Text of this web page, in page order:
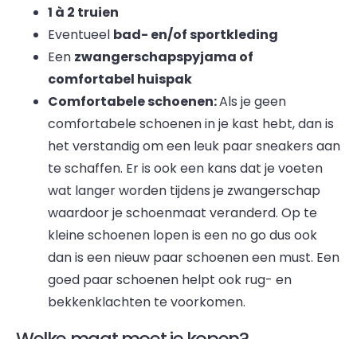
1 à 2 truien
Eventueel bad- en/of sportkleding
Een zwangerschapspyjama of
comfortabel huispak
Comfortabele schoenen:Als je geen
comfortabele schoenen in je kast hebt, dan is
het verstandig om een leuk paar sneakers aan
te schaffen. Er is ook een kans dat je voeten
wat langer worden tijdens je zwangerschap
waardoor je schoenmaat veranderd. Op te
kleine schoenen lopen is een no go dus ook
dan is een nieuw paar schoenen een must. Een
goed paar schoenen helpt ook rug- en
bekkenklachten te voorkomen.